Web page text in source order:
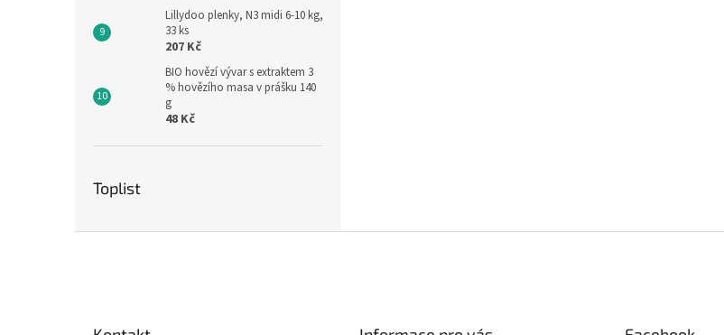
Lillydoo plenky, N3 midi 6-10 kg,
33 ks
207 Kč
BIO hovězí vývar s extraktem 3
% hovězího masa v prášku 140
g
48 Kč
Toplist